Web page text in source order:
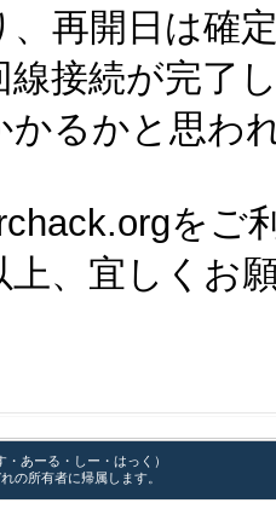
、再開日は確
線接続が完了
かるかと思わ
をご
上、宜しくお
あーる・しー・はっく）
の所有者に帰属します。